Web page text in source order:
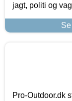
jagt, politi og
Pro-Outdoor.dk